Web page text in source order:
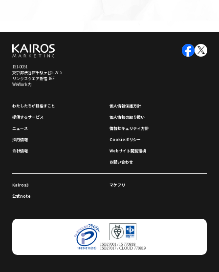
151-0051
東京都渋谷区千駄ヶ谷5-27-5
リンクスクエア新宿 16F
WeWork内
わたしたちが⽬指すこと
提供するサービス
ニュース
採⽤情報
会社情報
個⼈情報保護⽅針
個⼈情報の取り扱い
情報セキュリティ⽅針
Cookieポリシー
Webサイト閲覧環境
お問い合わせ
Kairos3 マケフリ
公式note
ISO27001 / IS 770818
ISO27017 / CLOUD 770819